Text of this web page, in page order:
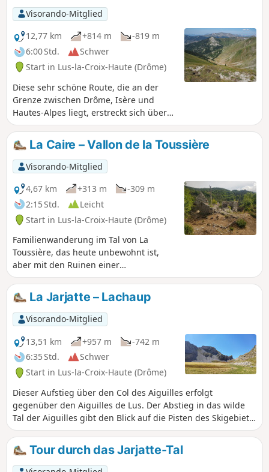
Visorando-Mitglied
12,77 km
+814 m
-819 m
6:00 Std.
Schwer
Start in Lus-la-Croix-Haute (Drôme)
Diese sehr schöne Route, die an der
Grenze zwischen Drôme, Isère und
Hautes-Alpes liegt, erstreckt sich über
den östlichen Teil des Gebiets von Lus-
la-Croix-Haute. Nach einer
subhorizontalen Überquerung am Fuße
des Berges steigt der Weg im Wald an,
bevor er über die Almwiesen bis zur
Pointe Feuillette führt. Von Pässen zu
Bergkämmen bietet sich dem Wanderer
ein außergewöhnlicher Panoramablick
auf die Alpen. Der Rückweg folgt einer
breiten Schlucht, die zum Ruisseau de
Tranchemule und dann zu den Gorges
des Amayères führt.
La Caire – Vallon de la Toussière
Visorando-Mitglied
4,67 km
+313 m
-309 m
2:15 Std.
Leicht
Start in Lus-la-Croix-Haute (Drôme)
Familienwanderung im Tal von La
Toussière, das heute unbewohnt ist,
aber mit den Ruinen einer
Templerkommende Spuren der
Vergangenheit bewahrt. In den
Monaten Mai und Juni ist dies eine
schöne Wanderung, um die Bergflora zu
genießen. Blick auf die Ausläufer des
Oisans und des Dévoluy.
La Jarjatte – Lachaup
Visorando-Mitglied
13,51 km
+957 m
-742 m
6:35 Std.
Schwer
Start in Lus-la-Croix-Haute (Drôme)
Dieser Aufstieg über den Col des Aiguilles erfolgt
gegenüber den Aiguilles de Lus. Der Abstieg in das wilde
Tal der Aiguilles gibt den Blick auf die Pisten des Skigebiets
La Joue du Loup frei.
Tour durch das Jarjatte-Tal